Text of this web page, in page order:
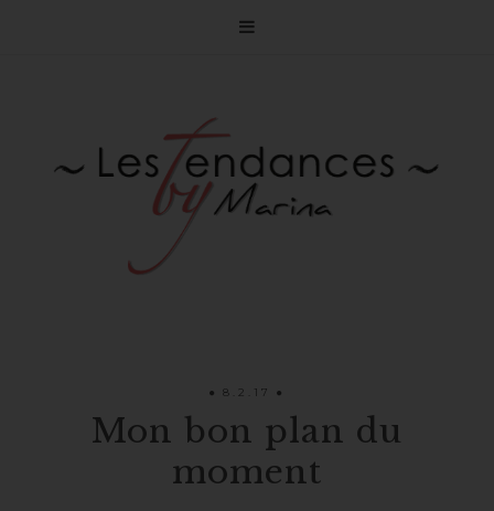

8.2.17
Mon bon plan du
moment